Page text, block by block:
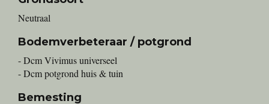
Neutraal
Bodemverbeteraar / potgrond
- Dcm Vivimus universeel
- Dcm potgrond huis & tuin
Bemesting